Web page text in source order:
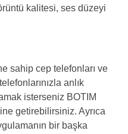
kalitesi, ses düzeyi
sahip cep telefonları ve
anlık
isterseniz BOTIM
getirebilirsiniz. Ayrıca
bir başka